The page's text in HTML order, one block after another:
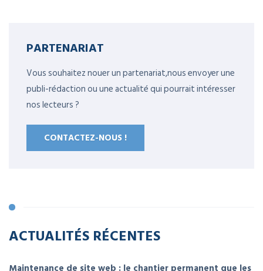
PARTENARIAT
Vous souhaitez nouer un partenariat,nous envoyer une
publi-rédaction ou une actualité qui pourrait intéresser
nos lecteurs ?
CONTACTEZ-NOUS !
ACTUALITÉS RÉCENTES